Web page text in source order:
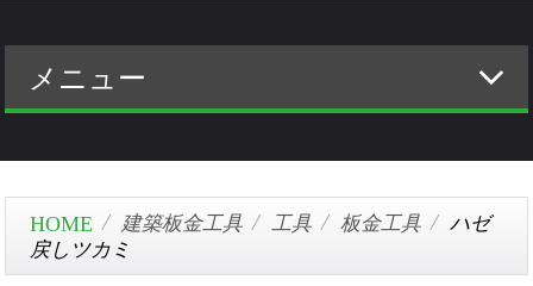
メニュー
建築板金工具 工具 板金工具
ハゼ
戻しツカミ